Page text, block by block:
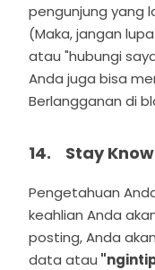
pengunjung yang
(Maka, jangan
atau "hubungi
Anda juga bisa
Berlangganan di
14. Stay
Pengetahuan
keahlian Anda
posting, Anda
data atau